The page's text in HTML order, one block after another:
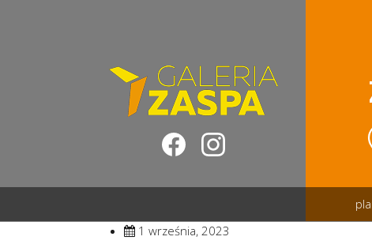
1 września, 2023